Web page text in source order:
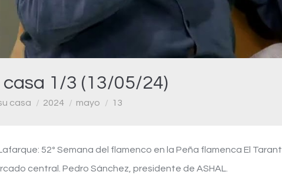
1/3 (13/05/24)
casa 2024 mayo 13
52º Semana del flamenco en la Peña flamenca El
central. Pedro Sánchez, presidente de ASHAL.